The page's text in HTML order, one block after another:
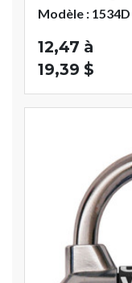
Modèle : 1534D
12,47 à
19,39 $